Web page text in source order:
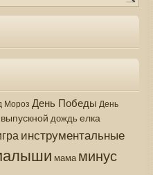
Мороз День Победы День
выпускной дождь елка
инструментальные
мама минус